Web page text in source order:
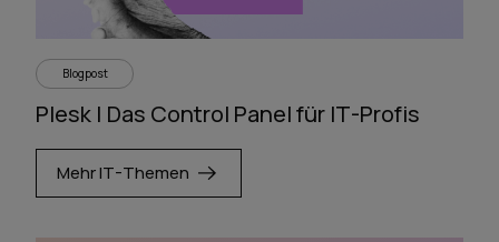
Mehr IT-Themen
Blogpost
Plesk | Das Control Panel für IT-Profis